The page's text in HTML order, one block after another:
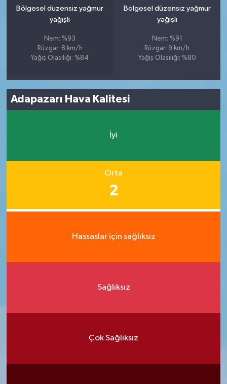
Bölgesel düzensiz yağmur
yağışlı
Nem: %93
Rüzgar: 8 km/h
Yağış Olasılığı: %84
Bölgesel düzensiz yağmur
yağışlı
Nem: %91
Rüzgar: 9 km/h
Yağış Olasılığı: %80
Adapazarı Hava Kalitesi
İyi
Orta
2
Hassaslar için sağlıksız
Sağlıksız
Çok Sağlıksız